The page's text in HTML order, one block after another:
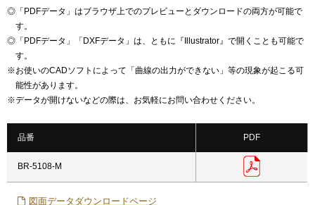
◎ 「PDFデータ」はブラウザ上でのプレビューとダウンロードの両方が可能で
す。
◎ 「PDFデータ」「DXFデータ」は、ともに『Illustrator』で開くことも可能で
す。
※お使いのCADソフトによって「曲線の出力ができない」等の現象が起こる可
能性があります。
※データが開けないなどの際は、お気軽にお問い合わせください。
品番 PDF
BR-5108-M
図面データダウンロードページ